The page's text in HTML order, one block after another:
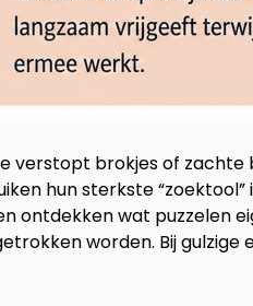
verstopt brokjes of
hun sterkste “zoektool”
ontdekken wat puzzelen
worden. Bij